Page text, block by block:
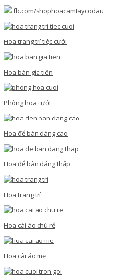
fb.com/shophoacamtaycodau
Hoa trang trí tiệc cưới
Hoa bàn gia tiên
Phông hoa cưới
Hoa để bàn dáng cao
Hoa để bàn dáng thấp
Hoa trang trí
Hoa cài áo chú rể
Hoa cài áo mẹ